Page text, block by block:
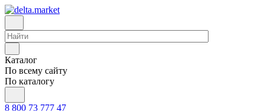
Каталог
По всему сайту
По каталогу
8 800 73 777 47